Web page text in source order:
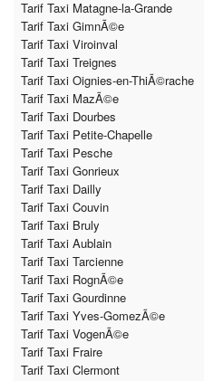
Tarif Taxi Matagne-la-Grande
Tarif Taxi GimnÃ©e
Tarif Taxi Viroinval
Tarif Taxi Treignes
Tarif Taxi Oignies-en-ThiÃ©rache
Tarif Taxi MazÃ©e
Tarif Taxi Dourbes
Tarif Taxi Petite-Chapelle
Tarif Taxi Pesche
Tarif Taxi Gonrieux
Tarif Taxi Dailly
Tarif Taxi Couvin
Tarif Taxi Bruly
Tarif Taxi Aublain
Tarif Taxi Tarcienne
Tarif Taxi RognÃ©e
Tarif Taxi Gourdinne
Tarif Taxi Yves-GomezÃ©e
Tarif Taxi VogenÃ©e
Tarif Taxi Fraire
Tarif Taxi Clermont